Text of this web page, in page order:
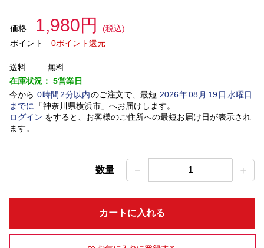
価格 1,980円
(税込)
ポイント
0ポイント還元
送料
無料
在庫状況： 5営業日
今から 0時間 2分以内のご注文で、最短 2026年08 月 19日水曜日
までに
「神奈川県横浜市」 へお届けします。
ログイン をすると、お客様のご住所への最短お届け日が表示され
ます。
数量 － 1 ＋
カートに入れる